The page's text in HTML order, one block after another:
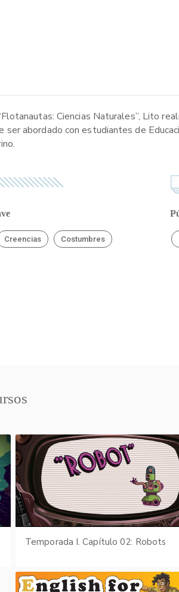
Ciencias Naturales”, Lito
abordado con estudiantes de
Creencias Costumbres
Temporada I. Capítulo 02: Robots